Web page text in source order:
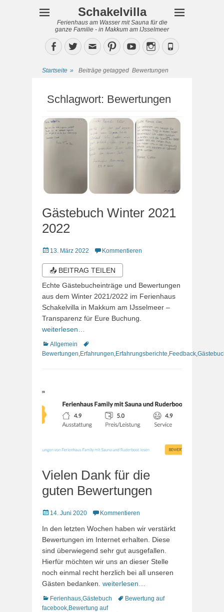
Schakelvilla
Ferienhaus am Wasser mit Sauna für die
ganze Familie - in Makkum am IJsselmeer
Facebook
TwitterEmailPinterestYouTubeInstagram
Phone
Startseite » Beiträge getagged Bewertungen
Schlagwort: Bewertungen
Gästebuch Winter 2021
2022
Veröffentlicht
13. März 2022 Kommentieren
📤 BEITRAG TEILEN
Echte Gästebucheinträge und Bewertungen
aus dem Winter 2021/2022 im Ferienhaus
Schakelvilla in Makkum am IJsselmeer –
Transparenz für Eure Buchung.
weiterlesen…
Kategorien
Allgemein
Schlagworte
Bewertungen Erfahrungen Erfahrungsberichte Feedback
Vielen Dank für die
guten Bewertungen
Veröffentlicht
14. Juni 2020 Kommentieren
In den letzten Wochen haben wir verstärkt
Bewertungen im Internet erhalten. Diese
sind überwiegend sehr gut ausgefallen.
Hierfür möchten wir uns an dieser Stelle
noch einmal recht herzlich bei all unseren
Gästen bedanken. weiterlesen…
Kategorien
Ferienhaus,Gästebuch Schlagworte
Bewertung auf
facebook,Bewertung auf